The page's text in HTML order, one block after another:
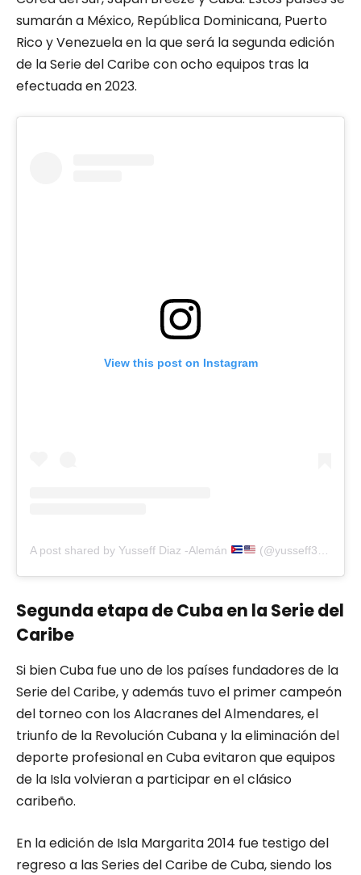
sumarán a México, República Dominicana, Puerto
Rico y Venezuela en la que será la segunda edición
de la Serie del Caribe con ocho equipos tras la
efectuada en 2023.
View this post on Instagram
A post shared by Yusseff Diaz -Alemán (@yusseff305)
Segunda etapa de Cuba en la Serie del
Caribe
Si bien Cuba fue uno de los países fundadores de la
Serie del Caribe, y además tuvo el primer campeón
del torneo con los Alacranes del Almendares, el
triunfo de la Revolución Cubana y la eliminación del
deporte profesional en Cuba evitaron que equipos
de la Isla volvieran a participar en el clásico
caribeño.
En la edición de Isla Margarita 2014 fue testigo del
regreso a las Series del Caribe de Cuba, siendo los